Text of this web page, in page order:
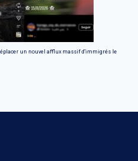
un nouvel afflux massif d'immigrés le